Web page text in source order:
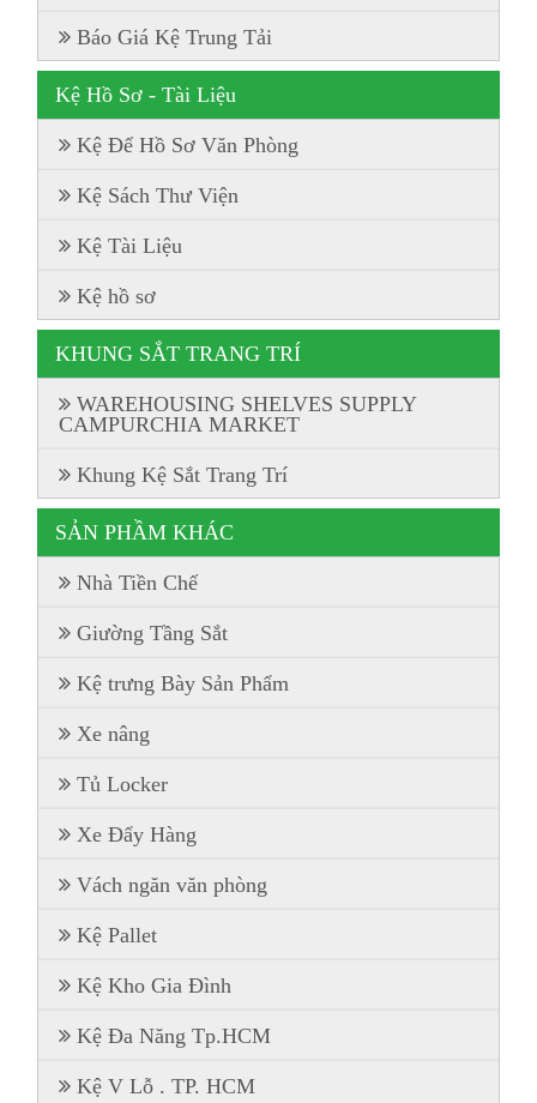
Báo Giá Kệ Trung Tải
Kệ Hồ Sơ - Tài Liệu
Kệ Để Hồ Sơ Văn Phòng
Kệ Sách Thư Viện
Kệ Tài Liệu
Kệ hồ sơ
KHUNG SẮT TRANG TRÍ
WAREHOUSING SHELVES SUPPLY
CAMPURCHIA MARKET
Khung Kệ Sắt Trang Trí
SẢN PHẦM KHÁC
Nhà Tiền Chế
Giường Tầng Sắt
Kệ trưng Bày Sản Phẩm
Xe nâng
Tủ Locker
Xe Đẩy Hàng
Vách ngăn văn phòng
Kệ Pallet
Kệ Kho Gia Đình
Kệ Đa Năng Tp.HCM
Kệ V Lỗ . TP. HCM